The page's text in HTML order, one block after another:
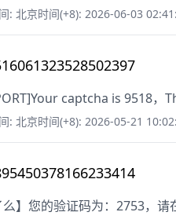
: 北京时间(+8): 2026-06-03
captcha is 9518
: 北京时间(+8): 2026-05-21
么】您的验证码为：2753，